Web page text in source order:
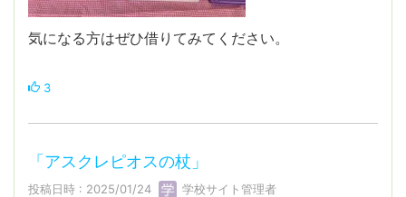
気になる方はぜひ借りてみてください。
3
「アスクレピオスの杖」
投稿日時 : 2025/01/24 学校サイト管理者